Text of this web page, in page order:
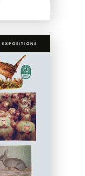
EXPOSITIONS